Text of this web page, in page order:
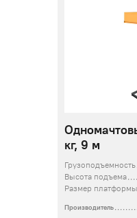
кг, 9 м
Грузоподъемность
Высота подъема
Размер
Производитель